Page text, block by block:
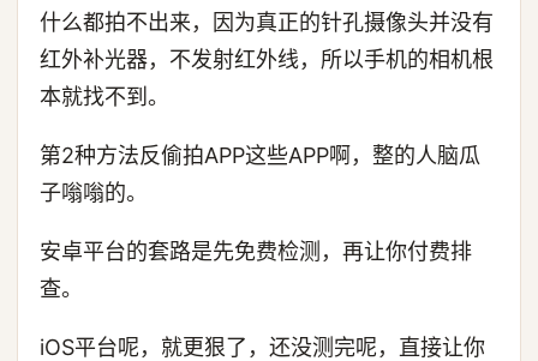
什么都拍不出来，因为真正的针孔摄像头并没有
红外补光器，不发射红外线，所以手机的相机根
本就找不到。
第2种方法反偷拍APP这些APP啊，整的人脑瓜
子嗡嗡的。
安卓平台的套路是先免费检测，再让你付费排
查。
iOS平台呢，就更狠了，还没测完呢，直接让你